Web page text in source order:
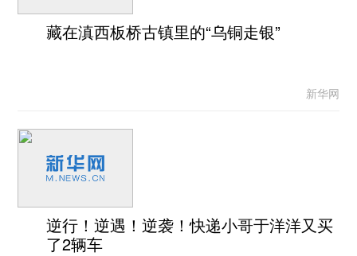
藏在滇西板桥古镇里的“乌铜走银”
新华网
逆行！逆遇！逆袭！快递小哥于洋洋又买
了2辆车